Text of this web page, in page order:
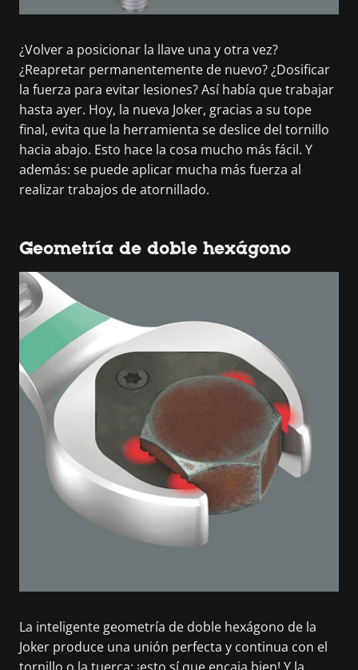
¿Volver a posicionar la llave una y otra vez?
¿Reapretar permanentemente de nuevo? ¿Dosificar
la fuerza para evitar lesiones? Así había que trabajar
hasta ayer. Hoy, la nueva Joker, gracias a su tope
final, evita que la herramienta se deslice del tornillo
hacia abajo. Esto hace la cosa mucho más fácil. Y
además: se puede aplicar mucha más fuerza al
realizar trabajos de atornillado.
Geometría de doble hexágono
La inteligente geometría de doble hexágono de la
Joker produce una unión perfecta y continua con el